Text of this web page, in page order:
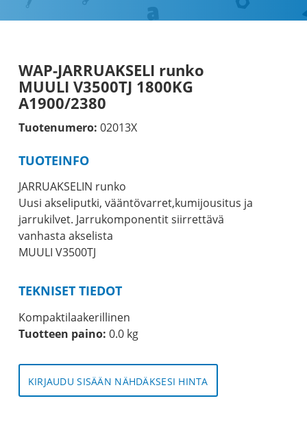
WAP-JARRUAKSELI runko
MUULI V3500TJ 1800KG
A1900/2380
Tuotenumero: 02013X
TUOTEINFO
JARRUAKSELIN runko
Uusi akseliputki, vääntövarret,kumijousitus ja
jarrukilvet. Jarrukomponentit siirrettävä
vanhasta akselista
MUULI V3500TJ
TEKNISET TIEDOT
Kompaktilaakerillinen
Tuotteen paino: 0.0 kg
KIRJAUDU SISÄÄN NÄHDÄKSESI HINTA